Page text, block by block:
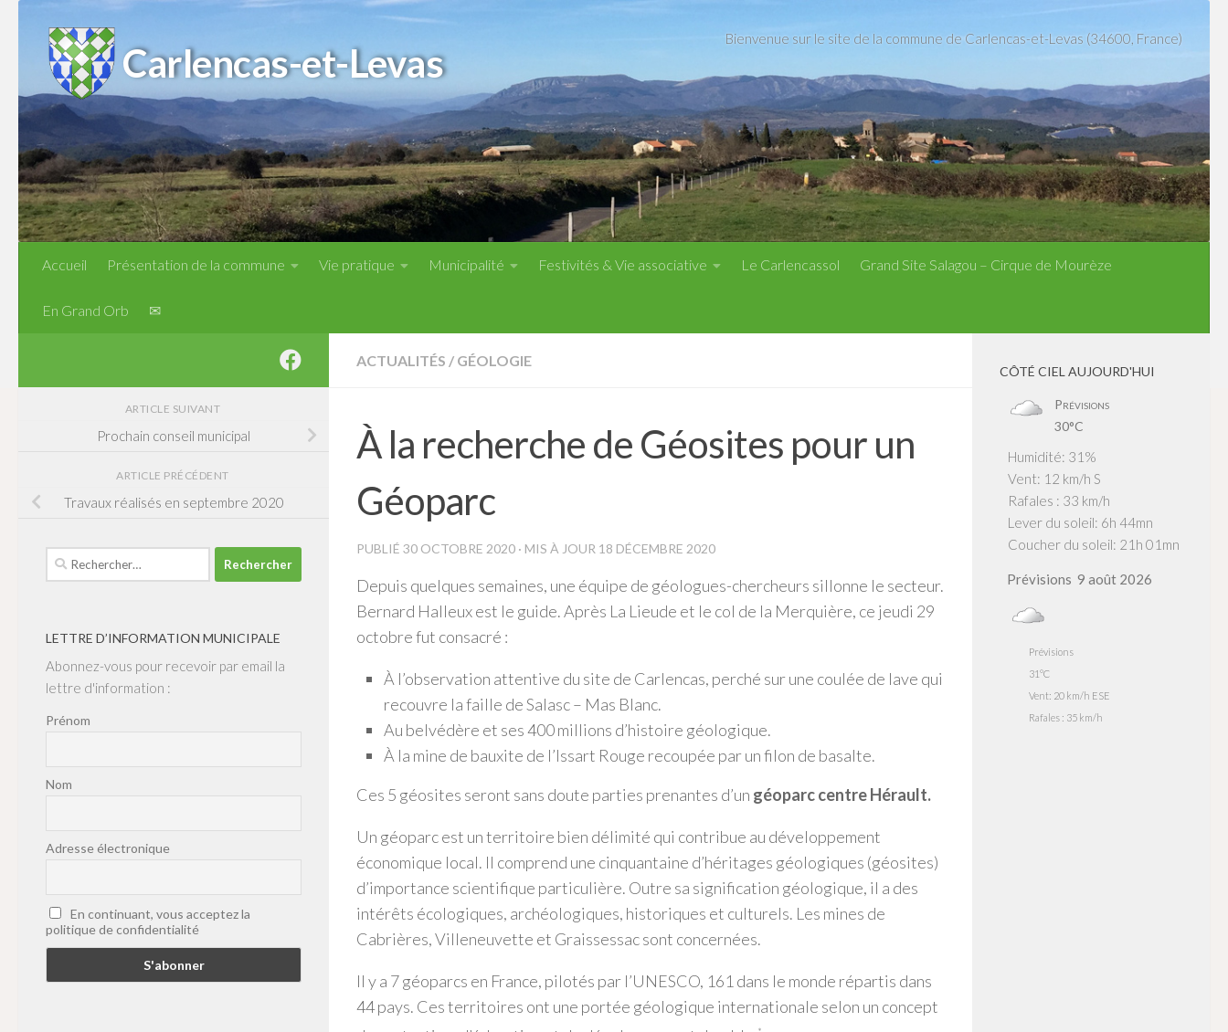
Skip to content
Carlencas-et-Levas
Bienvenue sur le site de la commune de Carlencas-et-Levas (34600, France)
Accueil Présentation de la commune Vie pratique Municipalité Festivités & Vie associative Le Carlencassol Grand Site Salagou – Cirque de Mourèze
En Grand Orb ✉
ACTUALITÉS / GÉOLOGIE
À la recherche de Géosites pour un
Géoparc
PUBLIÉ 30 OCTOBRE 2020 · MIS À JOUR 18 DÉCEMBRE 2020
Depuis quelques semaines, une équipe de géologues-chercheurs sillonne le secteur.
Bernard Halleux est le guide. Après La Lieude et le col de la Merquière, ce jeudi 29
octobre fut consacré :
À l’observation attentive du site de Carlencas, perché sur une coulée de lave qui
recouvre la faille de Salasc – Mas Blanc.
Au belvédère et ses 400 millions d’histoire géologique.
À la mine de bauxite de l’Issart Rouge recoupée par un filon de basalte.
Ces 5 géosites seront sans doute parties prenantes d’un géoparc centre Hérault.
Un géoparc est un territoire bien délimité qui contribue au développement
économique local. Il comprend une cinquantaine d’héritages géologiques (géosites)
d’importance scientifique particulière. Outre sa signification géologique, il a des
intérêts écologiques, archéologiques, historiques et culturels. Les mines de
Cabrières, Villeneuvette et Graissessac sont concernées.
Il y a 7 géoparcs en France, pilotés par l’UNESCO, 161 dans le monde répartis dans
44 pays. Ces territoires ont une portée géologique internationale selon un concept
ARTICLE SUIVANT
Prochain conseil municipal
ARTICLE PRÉCÉDENT
Travaux réalisés en septembre 2020
Rechercher :
LETTRE D’INFORMATION MUNICIPALE
Abonnez-vous pour recevoir par email la
lettre d'information :
Prénom
Nom
Adresse électronique
En continuant, vous acceptez la
politique de confidentialité
CÔTÉ CIEL AUJOURD'HUI
Prévisions
30°C
Humidité: 31%
Vent: 12 km/h S
Rafales : 33 km/h
Lever du soleil: 6h 44mn
Coucher du soleil: 21h 01mn
Prévisions 9 août 2026
Prévisions
31°C
Vent: 20 km/h ESE
Rafales : 35 km/h